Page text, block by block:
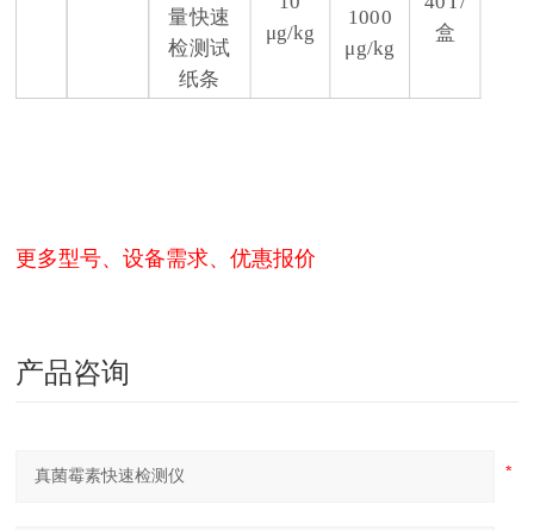
量快速
检测试
纸条
μg/kg
1000
μg/kg
盒
更多型号、设备需求、优惠报价
产品咨询